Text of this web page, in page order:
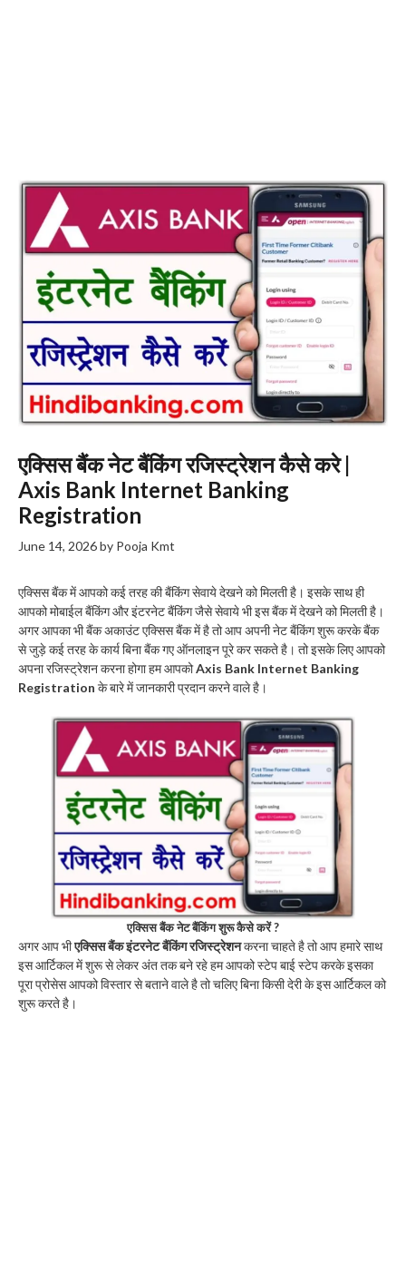
एक्सिस बैंक नेट बैंकिंग रजिस्ट्रेशन कैसे करे |
Axis Bank Internet Banking
Registration
June 14, 2026by Pooja Kmt
एक्सिस बैंक में आपको कई तरह की बैंकिंग सेवाये देखने को मिलती है। इसके साथ ही
आपको मोबाईल बैंकिंग और इंटरनेट बैंकिंग जैसे सेवाये भी इस बैंक में देखने को मिलती है।
अगर आपका भी बैंक अकाउंट एक्सिस बैंक में है तो आप अपनी नेट बैंकिंग शुरू करके बैंक
से जुड़े कई तरह के कार्य बिना बैंक गए ऑनलाइन पूरे कर सकते है। तो इसके लिए आपको
अपना रजिस्ट्रेशन करना होगा हम आपकोAxis Bank Internet Banking
Registration के बारे में जानकारी प्रदान करने वाले है।
एक्सिस बैंक नेट बैंकिंग शुरू कैसे करें ?
अगर आप भीएक्सिस बैंक इंटरनेट बैंकिंग रजिस्ट्रेशनकरना चाहते है तो आप हमारे साथ
इस आर्टिकल में शुरू से लेकर अंत तक बने रहे हम आपको स्टेप बाई स्टेप करके इसका
पूरा प्रोसेस आपको विस्तार से बताने वाले है तो चलिए बिना किसी देरी के इस आर्टिकल को
शुरू करते है।